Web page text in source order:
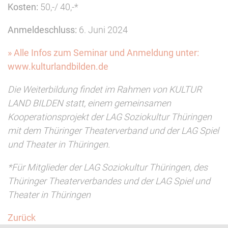
Kosten: 50,-/ 40,-*
Anmeldeschluss: 6. Juni 2024
» Alle Infos zum Seminar und Anmeldung unter:
www.kulturlandbilden.de
Die Weiterbildung findet im Rahmen von KULTUR
LAND BILDEN statt, einem gemeinsamen
Kooperationsprojekt der LAG Soziokultur Thüringen
mit dem Thüringer Theaterverband und der LAG Spiel
und Theater in Thüringen.
*Für Mitglieder der LAG Soziokultur Thüringen, des
Thüringer Theaterverbandes und der LAG Spiel und
Theater in Thüringen
Zurück